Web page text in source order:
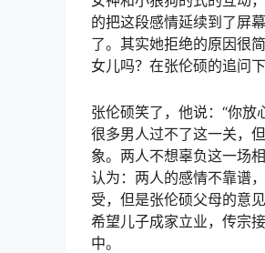
的把这段感情延续到了屏
了。其实她拒绝的原因很
女儿吗？在张伦硕的追问
张伦硕笑了，他说：“你
很多男人过不了这一关，
象。两人不想辜负这一场
认为：两人的感情不靠谱
受，但是张伦硕父母的意
希望儿子成家立业，传宗
中。